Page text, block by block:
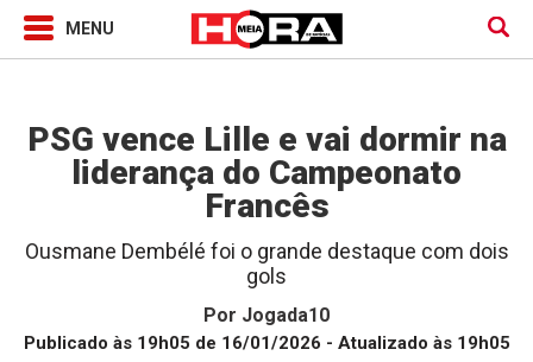
PSG vence Lille e vai dormir na
liderança do Campeonato
Francês
Ousmane Dembélé foi o grande destaque com dois
gols
Por Jogada10
Publicado às 19h05 de 16/01/2026 - Atualizado às 19h05